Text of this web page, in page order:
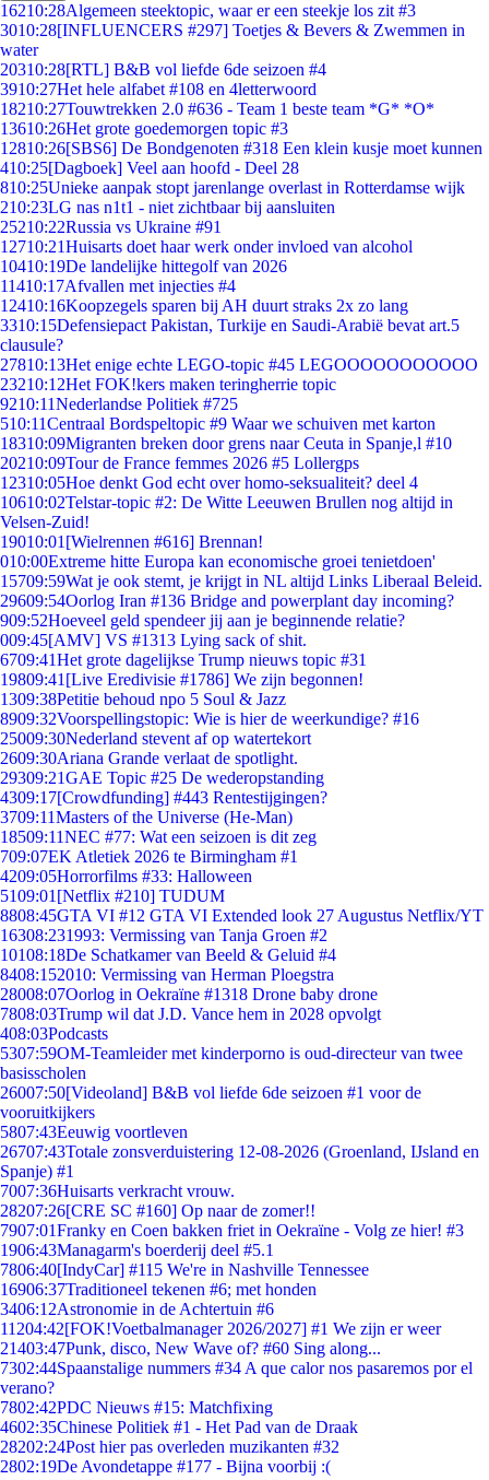
16210:28Algemeen steektopic, waar er een steekje los zit #3
3010:28[INFLUENCERS #297] Toetjes & Bevers & Zwemmen in
water
20310:28[RTL] B&B vol liefde 6de seizoen #4
3910:27Het hele alfabet #108 en 4letterwoord
18210:27Touwtrekken 2.0 #636 - Team 1 beste team *G* *O*
13610:26Het grote goedemorgen topic #3
12810:26[SBS6] De Bondgenoten #318 Een klein kusje moet kunnen
410:25[Dagboek] Veel aan hoofd - Deel 28
810:25Unieke aanpak stopt jarenlange overlast in Rotterdamse wijk
210:23LG nas n1t1 - niet zichtbaar bij aansluiten
25210:22Russia vs Ukraine #91
12710:21Huisarts doet haar werk onder invloed van alcohol
10410:19De landelijke hittegolf van 2026
11410:17Afvallen met injecties #4
12410:16Koopzegels sparen bij AH duurt straks 2x zo lang
3310:15Defensiepact Pakistan, Turkije en Saudi-Arabië bevat art.5
clausule?
27810:13Het enige echte LEGO-topic #45 LEGOOOOOOOOOOO
23210:12Het FOK!kers maken teringherrie topic
9210:11Nederlandse Politiek #725
510:11Centraal Bordspeltopic #9 Waar we schuiven met karton
18310:09Migranten breken door grens naar Ceuta in Spanje,l #10
20210:09Tour de France femmes 2026 #5 Lollergps
12310:05Hoe denkt God echt over homo-seksualiteit? deel 4
10610:02Telstar-topic #2: De Witte Leeuwen Brullen nog altijd in
Velsen-Zuid!
19010:01 [Wielrennen #616] Brennan!
010:00Extreme hitte Europa kan economische groei tenietdoen'
15709:59Wat je ook stemt, je krijgt in NL altijd Links Liberaal Beleid.
29609:54Oorlog Iran #136 Bridge and powerplant day incoming?
909:52Hoeveel geld spendeer jij aan je beginnende relatie?
009:45[AMV] VS #1313 Lying sack of shit.
6709:41Het grote dagelijkse Trump nieuws topic #31
19809:41 [Live Eredivisie #1786] We zijn begonnen!
1309:38Petitie behoud npo 5 Soul & Jazz
8909:32Voorspellingstopic: Wie is hier de weerkundige? #16
25009:30Nederland stevent af op watertekort
2609:30Ariana Grande verlaat de spotlight.
29309:21GAE Topic #25 De wederopstanding
4309:17[Crowdfunding] #443 Rentestijgingen?
3709:11Masters of the Universe (He-Man)
18509:11NEC #77: Wat een seizoen is dit zeg
709:07EK Atletiek 2026 te Birmingham #1
4209:05Horrorfilms #33: Halloween
5109:01 [Netflix #210] TUDUM
8808:45GTA VI #12 GTA VI Extended look 27 Augustus Netflix/YT
16308:231993: Vermissing van Tanja Groen #2
10108:18De Schatkamer van Beeld & Geluid #4
8408:152010: Vermissing van Herman Ploegstra
28008:07Oorlog in Oekraïne #1318 Drone baby drone
7808:03Trump wil dat J.D. Vance hem in 2028 opvolgt
408:03Podcasts
5307:59OM-Teamleider met kinderporno is oud-directeur van twee
basisscholen
26007:50[Videoland] B&B vol liefde 6de seizoen #1 voor de
vooruitkijkers
5807:43Eeuwig voortleven
26707:43Totale zonsverduistering 12-08-2026 (Groenland, IJsland en
Spanje) #1
7007:36Huisarts verkracht vrouw.
28207:26[CRE SC #160] Op naar de zomer!!
7907:01Franky en Coen bakken friet in Oekraïne - Volg ze hier! #3
1906:43Managarm's boerderij deel #5.1
7806:40[IndyCar] #115 We're in Nashville Tennessee
16906:37Traditioneel tekenen #6; met honden
3406:12Astronomie in de Achtertuin #6
11204:42[FOK!Voetbalmanager 2026/2027] #1 We zijn er weer
21403:47Punk, disco, New Wave of? #60 Sing along...
7302:44Spaanstalige nummers #34 A que calor nos pasaremos por el
verano?
7802:42PDC Nieuws #15: Matchfixing
4602:35Chinese Politiek #1 - Het Pad van de Draak
28202:24Post hier pas overleden muzikanten #32
2802:19De Avondetappe #177 - Bijna voorbij :(